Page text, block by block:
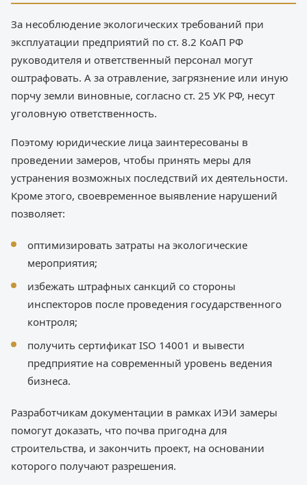
За несоблюдение экологических требований при
эксплуатации предприятий по ст. 8.2 КоАП РФ
руководителя и ответственный персонал могут
оштрафовать. А за отравление, загрязнение или иную
порчу земли виновные, согласно ст. 25 УК РФ, несут
уголовную ответственность.
Поэтому юридические лица заинтересованы в
проведении замеров, чтобы принять меры для
устранения возможных последствий их деятельности.
Кроме этого, своевременное выявление нарушений
позволяет:
оптимизировать затраты на экологические
мероприятия;
избежать штрафных санкций со стороны
инспекторов после проведения государственного
контроля;
получить сертификат ISO 14001 и вывести
предприятие на современный уровень ведения
бизнеса.
Разработчикам документации в рамках ИЭИ замеры
помогут доказать, что почва пригодна для
строительства, и закончить проект, на основании
которого получают разрешения.